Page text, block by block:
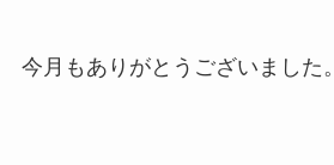
今月もありがとうございました。